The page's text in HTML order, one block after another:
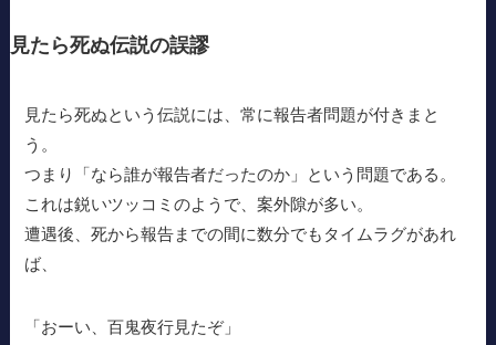
見たら死ぬ伝説の誤謬
見たら死ぬという伝説には、常に報告者問題が付きまと
う。
つまり「なら誰が報告者だったのか」という問題である。
これは鋭いツッコミのようで、案外隙が多い。
遭遇後、死から報告までの間に数分でもタイムラグがあれ
ば、
「おーい、百鬼夜行見たぞ」